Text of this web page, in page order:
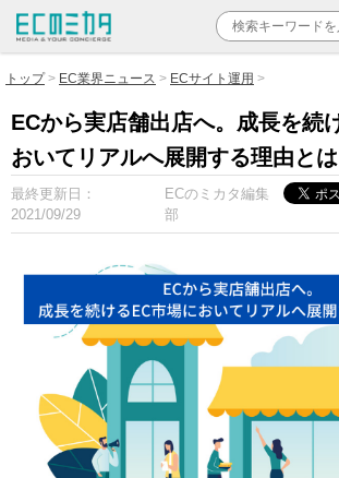
トップ EC業界ニュース ECサイト運用
ECから実店舗出店へ。成長を続
おいてリアルへ展開する理由とは
最終更新日：
2021/09/29
ECのミカタ編集
部